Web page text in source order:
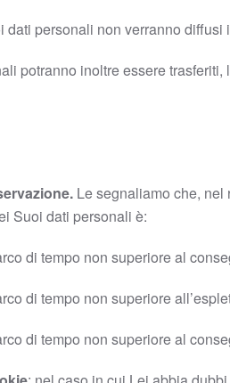
dati personali non verranno diffusi
potranno inoltre essere
Le segnaliamo che,
Suoi dati personali è:
di tempo non superiore al
di tempo non superiore
di tempo non superiore al